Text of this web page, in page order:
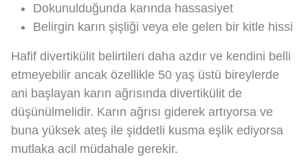
Dokunulduğunda karında hassasiyet
Belirgin karın şişliği veya ele gelen bir kitle hissi
Hafif divertikülit belirtileri daha azdır ve kendini belli
etmeyebilir ancak özellikle 50 yaş üstü bireylerde
ani başlayan karın ağrısında divertikülit de
düşünülmelidir. Karın ağrısı giderek artıyorsa ve
buna yüksek ateş ile şiddetli kusma eşlik ediyorsa
mutlaka acil müdahale gerekir.